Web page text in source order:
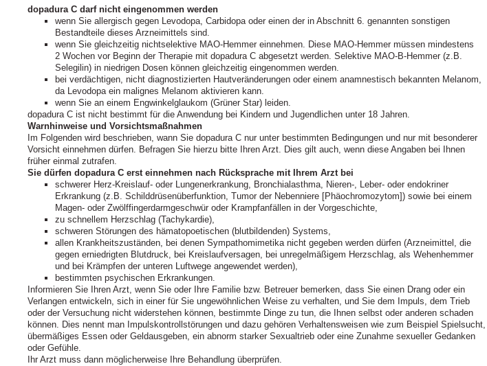
dopadura C darf nicht eingenommen werden
wenn Sie allergisch gegen Levodopa, Carbidopa oder einen der in Abschnitt 6. genannten sonstigen
Bestandteile dieses Arzneimittels sind.
wenn Sie gleichzeitig nichtselektive MAO‑Hemmer einnehmen. Diese MAO‑Hemmer müssen mindestens
2 Wochen vor Beginn der Therapie mit dopadura C abgesetzt werden. Selektive MAO‑B-Hemmer (z.B.
Selegilin) in niedrigen Dosen können gleichzeitig eingenommen werden.
bei verdächtigen, nicht diagnostizierten Hautveränderungen oder einem anamnestisch bekannten Melanom,
da Levodopa ein malignes Melanom aktivieren kann.
wenn Sie an einem Engwinkelglaukom (Grüner Star) leiden.
dopadura C ist nicht bestimmt für die Anwendung bei Kindern und Jugendlichen unter 18 Jahren.
Warnhinweise und Vorsichtsmaßnahmen
Im Folgenden wird beschrieben, wann Sie dopadura C nur unter bestimmten Bedingungen und nur mit besonderer
Vorsicht einnehmen dürfen. Befragen Sie hierzu bitte Ihren Arzt. Dies gilt auch, wenn diese Angaben bei Ihnen
früher einmal zutrafen.
Sie dürfen dopadura C erst einnehmen nach Rücksprache mit Ihrem Arzt bei
schwerer Herz-Kreislauf- oder Lungenerkrankung, Bronchialasthma, Nieren-, Leber- oder endokriner
Erkrankung (z.B. Schilddrüsenüberfunktion, Tumor der Nebenniere [Phäochromozytom]) sowie bei einem
Magen- oder Zwölffingerdarmgeschwür oder Krampfanfällen in der Vorgeschichte,
zu schnellem Herzschlag (Tachykardie),
schweren Störungen des hämatopoetischen (blutbildenden) Systems,
allen Krankheitszuständen, bei denen Sympathomi­me­tika nicht gegeben werden dürfen (Arzneimittel, die
gegen erniedrigten Blutdruck, bei Kreislaufversagen, bei unregelmäßigem Herzschlag, als Wehenhemmer
und bei Krämpfen der unteren Luftwege angewendet werden),
bestimmten psychischen Erkrankungen.
Informieren Sie Ihren Arzt, wenn Sie oder Ihre Familie bzw. Betreuer bemerken, dass Sie einen Drang oder ein
Verlangen entwickeln, sich in einer für Sie ungewöhnlichen Weise zu verhalten, und Sie dem Impuls, dem Trieb
oder der Versuchung nicht widerstehen können, bestimmte Dinge zu tun, die Ihnen selbst oder anderen schaden
können. Dies nennt man Impulskontrollstörungen und dazu gehören Verhaltensweisen wie zum Beispiel Spielsucht,
übermäßiges Essen oder Geldausgeben, ein abnorm starker Sexualtrieb oder eine Zunahme sexueller Gedanken
oder Gefühle.
Ihr Arzt muss dann möglicherweise Ihre Behandlung überprüfen.